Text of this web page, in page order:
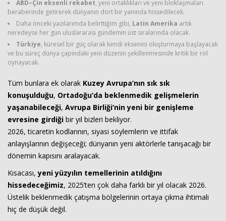
ABD–Çin eksenli rekabet, yeni ortaklıkları ve yeni bloklaşmaları
beraberinde getirerek dünyanın dört bir yanında hissedilecek.
Daha önceki yazılarımda belirttiğim gibi, Latin Amerika artık
neredeyse her gün uluslararası gündemin üst sıralarında olacak.
Türkiye, küresel bir güç olarak kendi eksenini oluşturmaya başlayacak
ve bu süreç dünya çapındaki yeni düzenin şekillenmesinde kritik bir rol
oynayacak.
Tüm bunlara ek olarak Kuzey Avrupa’nın sık sık
konuşulduğu, Ortadoğu’da beklenmedik gelişmelerin
yaşanabileceği, Avrupa Birliği’nin yeni bir genişleme
evresine girdiği bir yıl bizleri bekliyor.
2026, ticaretin kodlarının, siyasi söylemlerin ve ittifak
anlayışlarının değişeceği; dünyanın yeni aktörlerle tanışacağı bir
dönemin kapısını aralayacak.
Kısacası,yeni yüzyılın temellerinin atıldığını
hissedeceğimiz, 2025’ten çok daha farklı bir yıl olacak 2026.
Üstelik beklenmedik çatışma bölgelerinin ortaya çıkma ihtimali
hiç de düşük değil.